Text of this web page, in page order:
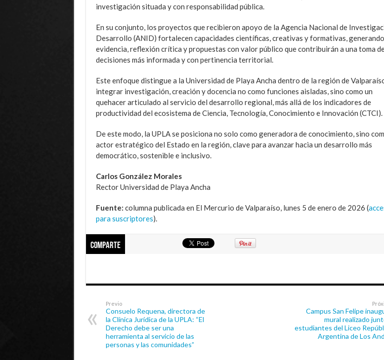
investigación situada y con responsabilidad pública.
En su conjunto, los proyectos que recibieron apoyo de la Agencia Nacional de
Desarrollo (ANID) fortalecen capacidades científicas, creativas y formativas, generando
evidencia, reflexión crítica y propuestas con valor público que contribuirán a una toma
decisiones más informada y con pertinencia territorial.
Este enfoque distingue a la Universidad de Playa Ancha dentro de la región de
integrar investigación, creación y docencia no como funciones aisladas, sino como un
quehacer articulado al servicio del desarrollo regional, más allá de los indicadores de
productividad del ecosistema de Ciencia, Tecnología, Conocimiento e Innovación (CTCI).
De este modo, la UPLA se posiciona no solo como generadora de conocimiento, sino
actor estratégico del Estado en la región, clave para avanzar hacia un desarrollo más
democrático, sostenible e inclusivo.
Carlos González Morales
Rector Universidad de Playa Ancha
Fuente: columna publicada en El Mercurio de Valparaíso, lunes 5 de enero de 2026 (
para suscriptores).
Comparte
Previo
Consuelo Requena, directora de
la Clínica Jurídica de la UPLA: “El
Derecho debe ser una
herramienta al servicio de las
personas y las comunidades”
Campus San Felipe
mural realizado
estudiantes del Liceo
Argentina de Los